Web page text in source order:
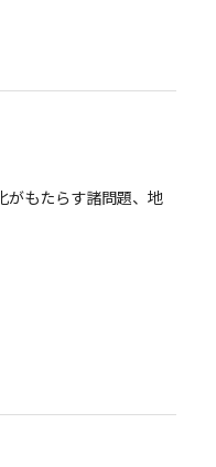
がもたらす諸問題、地